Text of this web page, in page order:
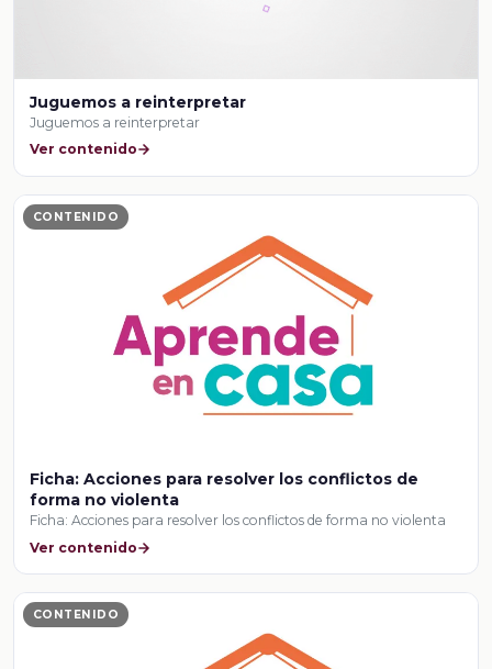
Juguemos a reinterpretar
Juguemos a reinterpretar
Ver contenido
CONTENIDO
Ficha: Acciones para resolver los conflictos de
forma no violenta
Ficha: Acciones para resolver los conflictos de forma no violenta
Ver contenido
CONTENIDO